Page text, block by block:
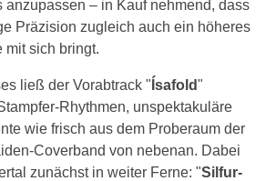
anzupassen – in Kauf nehmend, dass
Präzision zugleich auch ein höheres
mit sich bringt.
ließ der Vorabtrack " Ísafold"
Rhythmen, unspektakuläre
wie frisch aus dem Proberaum der
Coverband von nebenan. Dabei
zunächst in weiter Ferne: "Silfur-